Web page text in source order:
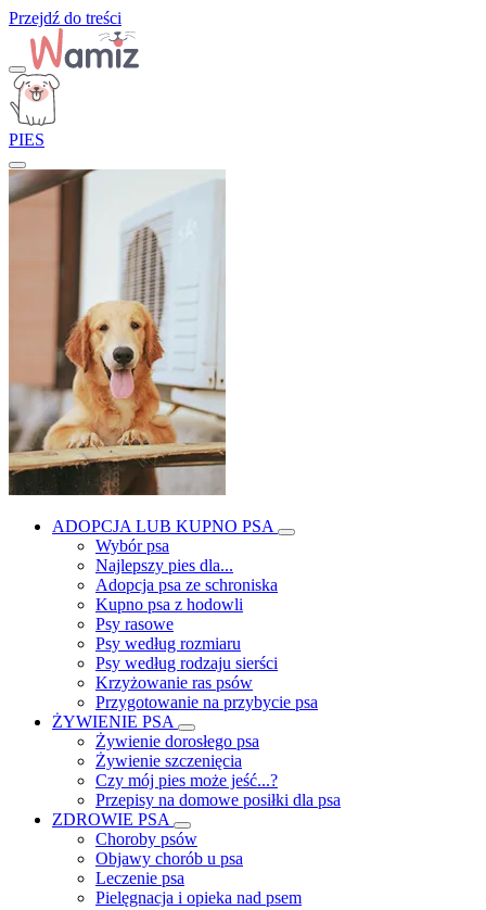
Przejdź do treści
PIES
ADOPCJA LUB KUPNO PSA
Wybór psa
Najlepszy pies dla...
Adopcja psa ze schroniska
Kupno psa z hodowli
Psy rasowe
Psy według rozmiaru
Psy według rodzaju sierści
Krzyżowanie ras psów
Przygotowanie na przybycie psa
ŻYWIENIE PSA
Żywienie dorosłego psa
Żywienie szczenięcia
Czy mój pies może jeść...?
Przepisy na domowe posiłki dla psa
ZDROWIE PSA
Choroby psów
Objawy chorób u psa
Leczenie psa
Pielęgnacja i opieka nad psem